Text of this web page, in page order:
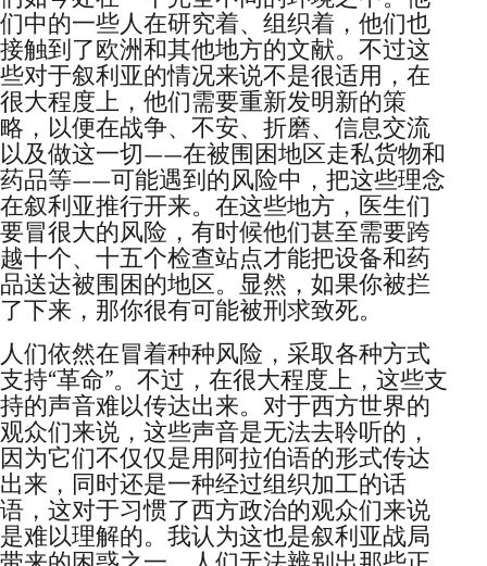
们中的一些人在研究着、组织着，他们也
接触到了欧洲和其他地方的文献。不过这
些对于叙利亚的情况来说不是很适用，在
很大程度上，他们需要重新发明新的策
略，以便在战争、不安、折磨、信息交流
以及做这一切——在被围困地区走私货物和
药品等——可能遇到的风险中，把这些理念
在叙利亚推行开来。在这些地方，医生们
要冒很大的风险，有时候他们甚至需要跨
越十个、十五个检查站点才能把设备和药
品送达被围困的地区。显然，如果你被拦
了下来，那你很有可能被刑求致死。
人们依然在冒着种种风险，采取各种方式
支持“革命”。不过，在很大程度上，这些支
持的声音难以传达出来。对于西方世界的
观众们来说，这些声音是无法去聆听的，
因为它们不仅仅是用阿拉伯语的形式传达
出来，同时还是一种经过组织加工的话
语，这对于习惯了西方政治的观众们来说
是难以理解的。我认为这也是叙利亚战局